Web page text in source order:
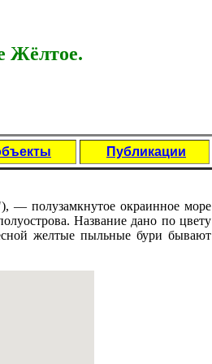
Жёлтое.
Публикации
— пoлузамкнутое окраинное море
Название дано пo цвету
желтые пыльные бури бывают